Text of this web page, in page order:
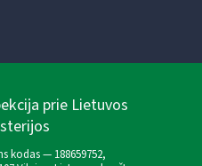
prie Lietuvos
kodas — 188659752,